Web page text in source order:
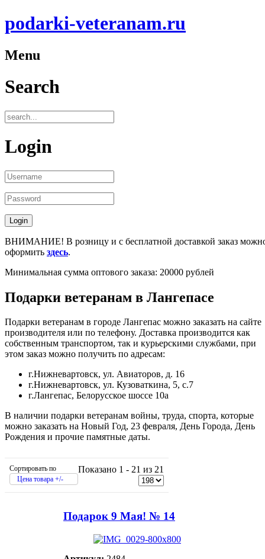
podarki-veteranam.ru
Menu
Search
Login
ВНИМАНИЕ! В розницу и с бесплатной доставкой заказ
оформить здесь.
Минимальная сумма оптового заказа: 20000 рублей
Подарки ветеранам в Лангепасе
Подарки ветеранам в городе Лангепас можно заказать на сайте
производителя или по телефону. Доставка производится как
собственным транспортом, так и курьерскими службами, при
этом заказ можно получить по адресам:
г.Нижневартовск, ул. Авиаторов, д. 16
г.Нижневартовск, ул. Кузоваткина, 5, с.7
г.Лангепас, Белорусское шоссе 10а
В наличии подарки ветеранам войны, труда, спорта, которые
можно заказать на Новый Год, 23 февраля, День Города, День
Рождения и прочие памятные даты.
Сортировать по
Цена товара +/-
Показано 1 - 21 из 21
Подарок 9 Мая! № 14